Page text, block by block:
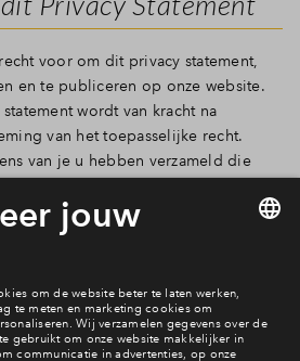
voor om dit privacy statement,
en te publiceren op onze website.
wordt van kracht na
van het toepasselijke recht.
van je u hebben verzameld die
zullen wij je ook op de
belangrijke wijzigingen in
het laatst gewijzigd op 5 februari
aan een jaarlijkse review.